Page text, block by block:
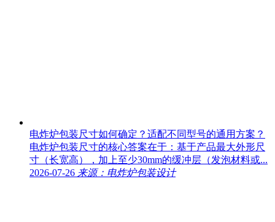
电炸炉包装尺寸如何确定？适配不同型号的通用方案？
电炸炉包装尺寸的核心答案在于：基于产品最大外形尺
寸（长宽高），加上至少30mm的缓冲层（发泡材料或...
2026-07-26 来源：电炸炉包装设计